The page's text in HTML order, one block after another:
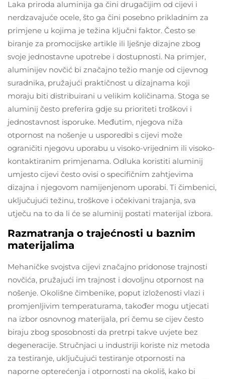
Laka priroda aluminija ga čini drugačijim od cijevi i
nerdzavajuće ocele, što ga čini posebno prikladnim za
primjene u kojima je težina ključni faktor. Često se
biranje za promocijske artikle ili lješnje dizajne zbog
svoje jednostavne upotrebe i dostupnosti. Na primjer,
aluminijev novčić bi značajno težio manje od cijevnog
suradnika, pružajući praktičnost u dizajnama koji
moraju biti distribuirani u velikim količinama. Stoga se
aluminij često preferira gdje su prioriteti troškovi i
jednostavnost isporuke. Međutim, njegova niža
otpornost na nošenje u usporedbi s cijevi može
ograničiti njegovu uporabu u visoko-vrijednim ili visoko-
kontaktiranim primjenama. Odluka koristiti aluminij
umjesto cijevi često ovisi o specifičnim zahtjevima
dizajna i njegovom namijenjenom uporabi. Ti čimbenici,
uključujući težinu, troškove i očekivani trajanja, sva
utječu na to da li će se aluminij postati materijal izbora.
Razmatranja o trajećnosti u baznim
materijalima
Mehaničke svojstva cijevi značajno pridonose trajnosti
novčića, pružajući im trajnost i dovoljnu otpornost na
nošenje. Okolišne čimbenike, poput izloženosti vlazi i
promjenljivim temperaturama, također mogu utjecati
na izbor osnovnog materijala, pri čemu se cijev često
biraju zbog sposobnosti da pretrpi takve uvjete bez
degeneracije. Stručnjaci u industriji koriste niz metoda
za testiranje, uključujući testiranje otpornosti na
naporne opterećenja i otpornosti na okoliš, kako bi